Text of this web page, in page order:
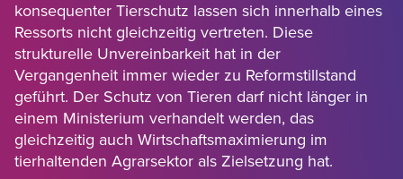
konsequenter Tierschutz lassen sich innerhalb eines
Ressorts nicht gleichzeitig vertreten. Diese
strukturelle Unvereinbarkeit hat in der
Vergangenheit immer wieder zu Reformstillstand
geführt. Der Schutz von Tieren darf nicht länger in
einem Ministerium verhandelt werden, das
gleichzeitig auch Wirtschaftsmaximierung im
tierhaltenden Agrarsektor als Zielsetzung hat.